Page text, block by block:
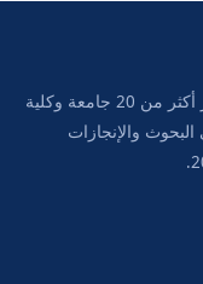
بوابة الأخبار الأكاديمية العراقية — نغطي أخبار أكثر من 20 جامعة وكلية
البحوث والإنجازات